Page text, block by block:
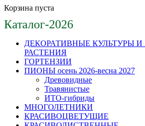
Корзина пуста
Каталог-2026
ДЕКОРАТИВНЫЕ КУЛЬТУРЫ
РАСТЕНИЯ
ГОРТЕНЗИИ
ПИОНЫ осень 2026-весна 2027
Древовидные
Травянистые
ИТО-гибриды
МНОГОЛЕТНИКИ
КРАСИВОЦВЕТУЩИЕ